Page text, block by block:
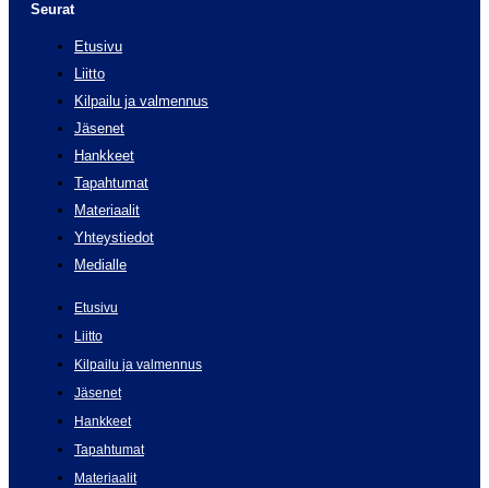
Seurat
Etusivu
Liitto
Kilpailu ja valmennus
Jäsenet
Hankkeet
Tapahtumat
Materiaalit
Yhteystiedot
Medialle
Etusivu
Liitto
Kilpailu ja valmennus
Jäsenet
Hankkeet
Tapahtumat
Materiaalit